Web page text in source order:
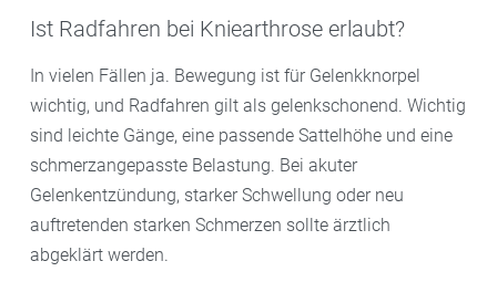
Ist Radfahren bei Kniearthrose erlaubt?
In vielen Fällen ja. Bewegung ist für Gelenkknorpel
wichtig, und Radfahren gilt als gelenkschonend. Wichtig
sind leichte Gänge, eine passende Sattelhöhe und eine
schmerzangepasste Belastung. Bei akuter
Gelenkentzündung, starker Schwellung oder neu
auftretenden starken Schmerzen sollte ärztlich
abgeklärt werden.